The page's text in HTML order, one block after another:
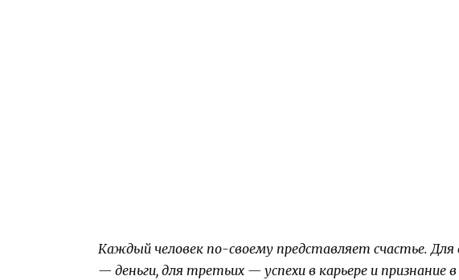
Каждый человек по-своему представляет счастье. Для
— деньги, для третьих — успехи в карьере и признание